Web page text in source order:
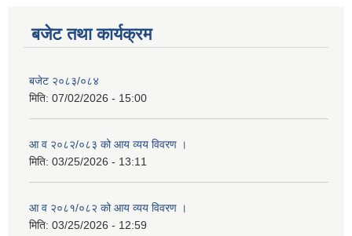
बजेट तथा कार्यक्रम
बजेट २०८३/०८४
मिति: 07/02/2026 - 15:00
आ व २०८२/०८३ को आय व्यय विवरण ।
मिति: 03/25/2026 - 13:11
आ व २०८१/०८२ को आय व्यय विवरण ।
मिति: 03/25/2026 - 12:59